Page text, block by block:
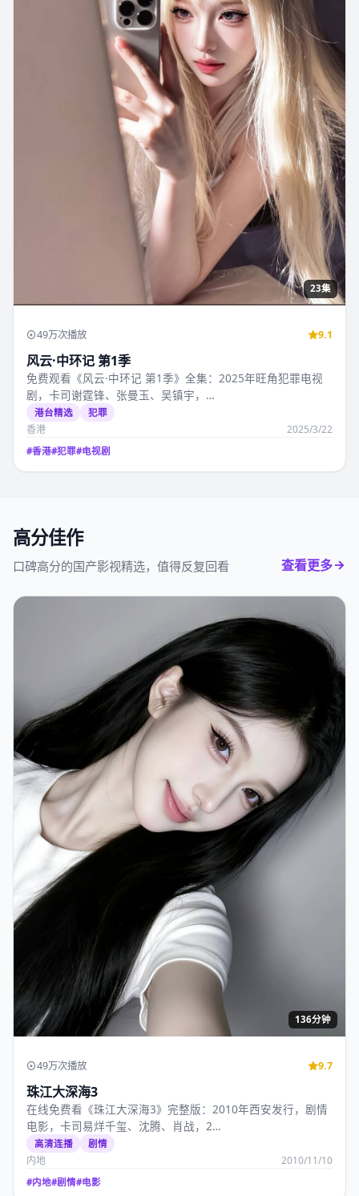
23集
49万次播放 9.1
风云·中环记 第1季
免费观看《风云·中环记 第1季》全集：2025年旺角犯罪电视
剧，卡司谢霆锋、张曼玉、吴镇宇，…
港台精选 犯罪
香港 2025/3/22
#香港#犯罪#电视剧
高分佳作
口碑高分的国产影视精选，值得反复回看 查看更多
136分钟
49万次播放 9.7
珠江大深海3
在线免费看《珠江大深海3》完整版：2010年西安发行，剧情
电影，卡司易烊千玺、沈腾、肖战，2…
高清连播 剧情
内地 2010/11/10
#内地#剧情#电影